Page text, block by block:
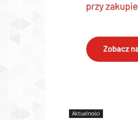
Aktualności